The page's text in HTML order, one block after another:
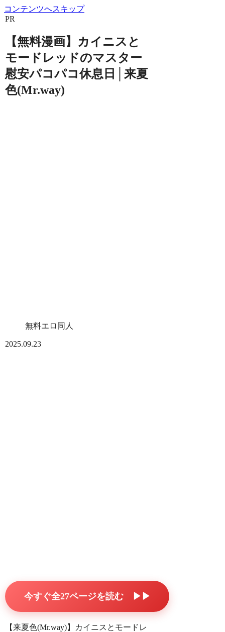
コンテンツへスキップ
PR
【無料漫画】カイニスと
モードレッドのマスター
慰安パコパコ休息日│来夏
色(Mr.way)
無料エロ同人
2025.09.23
今すぐ全27ページを読む ▶▶
【来夏色(Mr.way)】カイニスとモードレ